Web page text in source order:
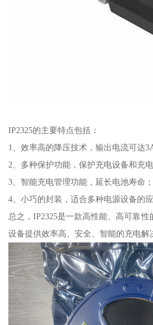
IP2325的主要特点包括：
1、效率高的降压技术，输出电流可达
2、多种保护功能，保护充电设备和充
3、智能充电管理功能，延长电池寿命；
4、小巧的封装，适合多种电源设备的应
总之，IP2325是一款高性能、高可靠
设备提供效率高、安全、智能的充电解